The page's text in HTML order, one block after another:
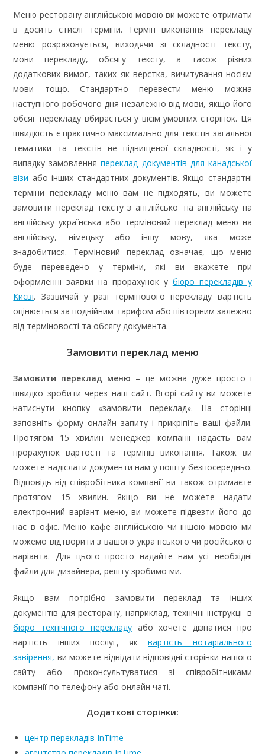
Меню ресторану англійською мовою ви можете отримати
в досить стислі терміни. Термін виконання перекладу
меню розраховується, виходячи зі складності тексту,
мови перекладу, обсягу тексту, а також різних
додаткових вимог, таких як верстка, вичитування носієм
мови тощо. Стандартно перевести меню можна
наступного робочого дня незалежно від мови, якщо його
обсяг перекладу вбирається у вісім умовних сторінок. Ця
швидкість є практично максимально для текстів загальної
тематики та текстів не підвищеної складності, як і у
випадку замовленняпереклад документів для канадської
візи або інших стандартних документів. Якщо стандартні
терміни перекладу меню вам не підходять, ви можете
замовити переклад тексту з англійської на англійську на
англійську українська або терміновий переклад меню на
англійську, німецьку або іншу мову, яка може
знадобитися. Терміновий переклад означає, що меню
буде переведено у терміни, які ви вкажете при
оформленні заявки на прорахунок у бюро перекладів у
Києві. Зазвичай у разі термінового перекладу вартість
оцінюється за подвійним тарифом або півторним залежно
від терміновості та обсягу документа.
Замовити переклад меню
Замовити переклад меню – це можна дуже просто і
швидко зробити через наш сайт. Вгорі сайту ви можете
натиснути кнопку «замовити переклад». На сторінці
заповніть форму онлайн запиту і прикріпіть ваші файли.
Протягом 15 хвилин менеджер компанії надасть вам
прорахунок вартості та термінів виконання. Також ви
можете надіслати документи нам у пошту безпосередньо.
Відповідь від співробітника компанії ви також отримаєте
протягом 15 хвилин. Якщо ви не можете надати
електронний варіант меню, ви можете підвезти його до
нас в офіс. Меню кафе англійською чи іншою мовою ми
можемо відтворити з вашого українського чи російського
варіанта. Для цього просто надайте нам усі необхідні
файли для дизайнера, решту зробимо ми.
Якщо вам потрібно замовити переклад та інших
документів для ресторану, наприклад, технічні інструкції в
бюро технічного перекладуабо хочете дізнатися про
вартість інших послуг, яквартість нотаріального
завірення, ви можете відвідати відповідні сторінки нашого
сайту або проконсультуватися зі співробітниками
компанії по телефону або онлайн чаті.
Додаткові сторінки:
центр перекладів InTime